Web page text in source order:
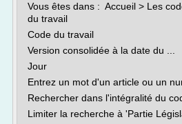
Vous êtes dans : Accueil > Les
du travail
Code du travail
Version consolidée à la date du ...
Jour
Entrez un mot d'un article ou un
Rechercher dans l'intégralité du
Limiter la recherche à 'Partie